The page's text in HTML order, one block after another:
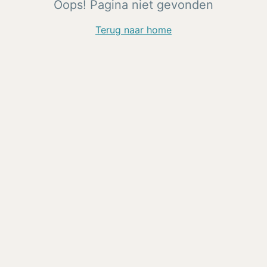
Oops! Pagina niet gevonden
Terug naar home